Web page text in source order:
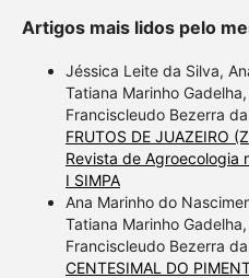
Artigos mais lidos pelo
Jéssica Leite da Silva,
Tatiana Marinho
Franciscleudo Bezerra
FRUTOS DE JUAZEIRO
Revista de Agroecologia
I SIMPA
Ana Marinho do
Tatiana Marinho
Franciscleudo Bezerra
CENTESIMAL DO